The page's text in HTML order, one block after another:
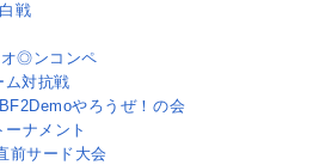
戦
◎ンコンペ
ム対抗戦
やろうぜ！の会
ナメント
前サード大会